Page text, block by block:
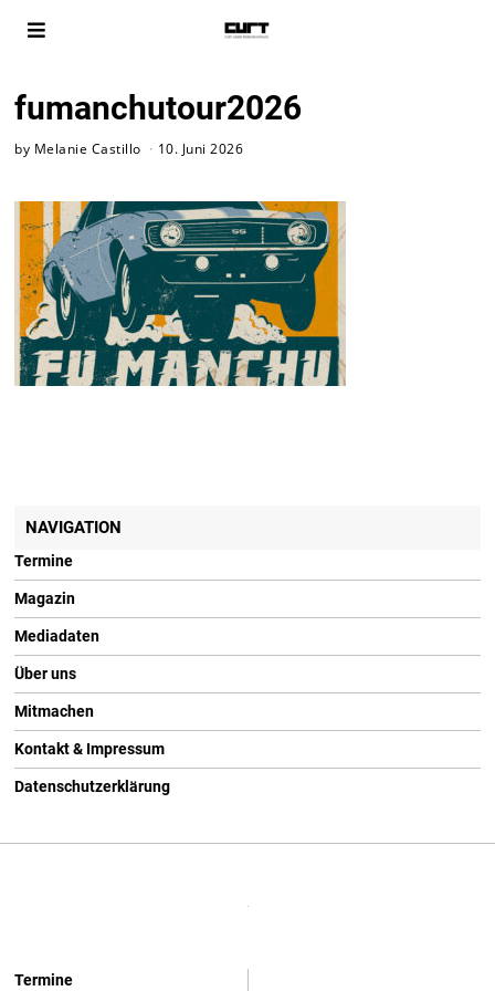
fumanchutour2026
by Melanie Castillo 10. Juni 2026
NAVIGATION
Termine
Magazin
Mediadaten
Über uns
Mitmachen
Kontakt & Impressum
Datenschutzerklärung
Termine